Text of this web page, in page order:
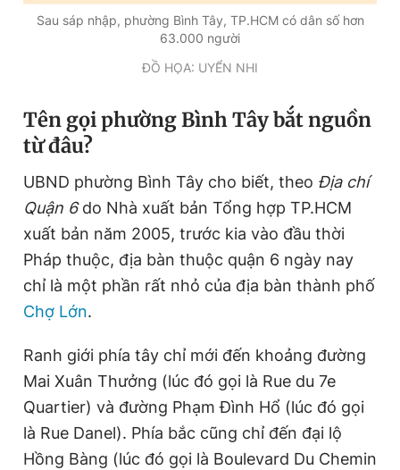
Sau sáp nhập, phường Bình Tây, TP.HCM có dân số hơn
63.000 người
ĐỒ HỌA: UYỂN NHI
Tên gọi phường Bình Tây bắt nguồn
từ đâu?
UBND phường Bình Tây cho biết, theo Địa chí
Quận 6do Nhà xuất bản Tổng hợp TP.HCM
xuất bản năm 2005, trước kia vào đầu thời
Pháp thuộc, địa bàn thuộc quận 6 ngày nay
chỉ là một phần rất nhỏ của địa bàn thành phố
Chợ Lớn.
Ranh giới phía tây chỉ mới đến khoảng đường
Mai Xuân Thưởng (lúc đó gọi là Rue du 7e
Quartier) và đường Phạm Đình Hổ (lúc đó gọi
là Rue Danel). Phía bắc cũng chỉ đến đại lộ
Hồng Bàng (lúc đó gọi là Boulevard Du Chemin